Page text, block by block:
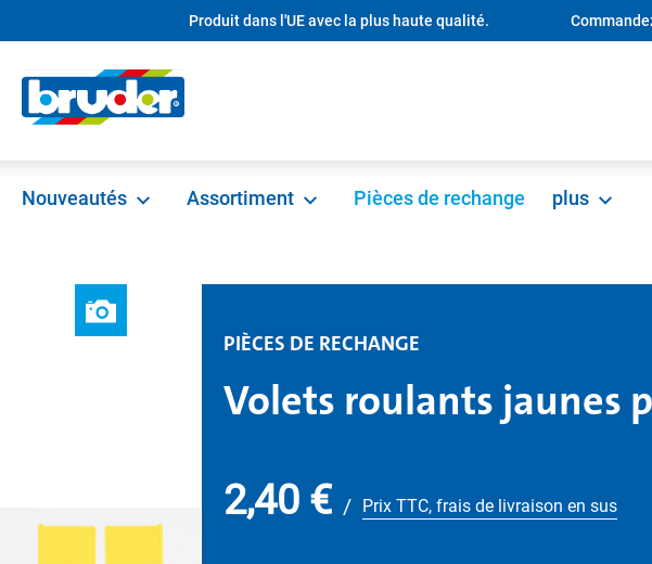
Passer à la navigation principale
Produit dans l'UE avec la plus haute qualité.
Nouveautés Assortiment Pièces de rechange plus
PIÈCES DE RECHANGE
Volets roulants jaunes
2,40 € / Prix TTC, frais de livraison en sus